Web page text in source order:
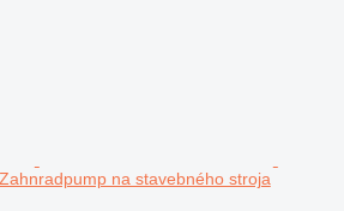
na stavebného stroja